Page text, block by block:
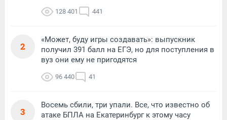
128 401 441
2
«Может, буду игры создавать»: выпускник
получил 391 балл на ЕГЭ, но для поступления в
вуз они ему не пригодятся
96 440 41
3
Восемь сбили, три упали. Все, что известно об
атаке БПЛА на Екатеринбург к этому часу